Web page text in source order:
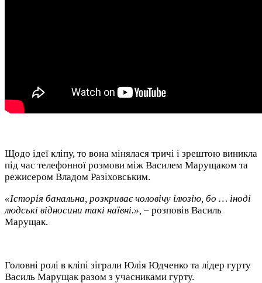
Щодо ідеї кліпу, то вона мінялася тричі і зрештою виникла
під час телефонної розмови між Василем Марущаком та
режисером Владом Разіховським.
«Історія банальна, розкриває чоловічу ілюзію, бо … іноді
людські відносини такі наївні.», – розповів Василь
Марущак.
Головні ролі в кліпі зіграли Юлія Юдченко та лідер гурту
Василь Марущак разом з учасниками гурту.